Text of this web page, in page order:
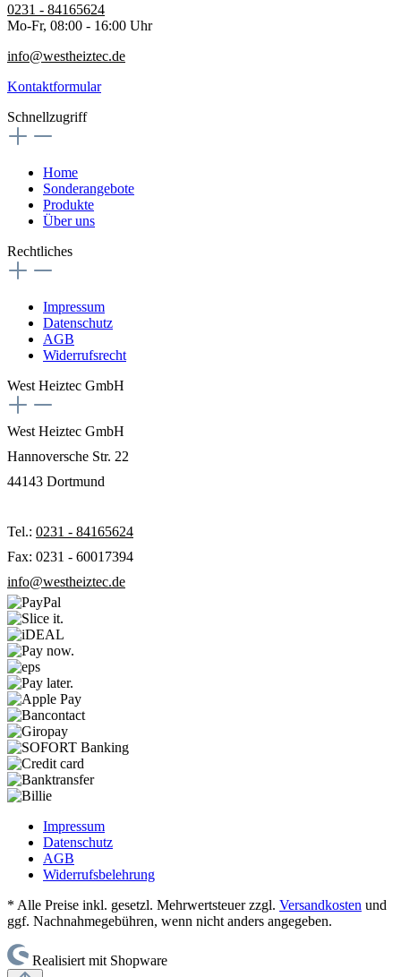
0231 - 84165624
Mo-Fr, 08:00 - 16:00 Uhr
info@westheiztec.de
Kontaktformular
Schnellzugriff
Home
Sonderangebote
Produkte
Über uns
Rechtliches
Impressum
Datenschutz
AGB
Widerrufsrecht
West Heiztec GmbH
West Heiztec GmbH
Hannoversche Str. 22
44143 Dortmund
Tel.: 0231 - 84165624
Fax: 0231 - 60017394
info@westheiztec.de
Impressum
Datenschutz
AGB
Widerrufsbelehrung
* Alle Preise inkl. gesetzl. Mehrwertsteuer zzgl. Versandkosten und
ggf. Nachnahmegebühren, wenn nicht anders angegeben.
Realisiert mit Shopware